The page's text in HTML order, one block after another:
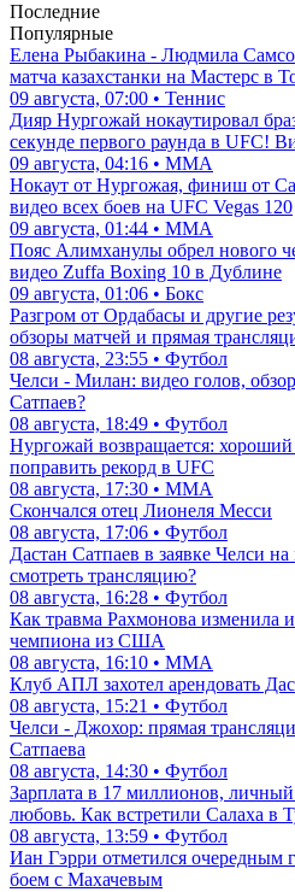
Последние
Популярные
Елена Рыбакина - Людмила
матча казахстанки на Мастерс в
09 августа, 07:00 • Теннис
Дияр Нургожай нокаутировал
секунде первого раунда в UFC!
09 августа, 04:16 • ММА
Нокаут от Нургожая, финиш от
видео всех боев на UFC Vegas 120
09 августа, 01:44 • ММА
Пояс Алимханулы обрел нового
видео Zuffa Boxing 10 в Дублине
09 августа, 01:06 • Бокс
Разгром от Ордабасы и другие
обзоры матчей и прямая
08 августа, 23:55 • Футбол
Челси - Милан: видео голов,
Сатпаев?
08 августа, 18:49 • Футбол
Нургожай возвращается: хороший
поправить рекорд в UFC
08 августа, 17:30 • ММА
Скончался отец Лионеля Месси
08 августа, 17:06 • Футбол
Дастан Сатпаев в заявке Челси
смотреть трансляцию?
08 августа, 16:28 • Футбол
Как травма Рахмонова изменила
чемпиона из США
08 августа, 16:10 • ММА
Клуб АПЛ захотел арендовать
08 августа, 15:21 • Футбол
Челси - Джохор: прямая
Сатпаева
08 августа, 14:30 • Футбол
Зарплата в 17 миллионов,
любовь. Как встретили Салаха в
08 августа, 13:59 • Футбол
Иан Гэрри отметился очередным
боем с Махачевым